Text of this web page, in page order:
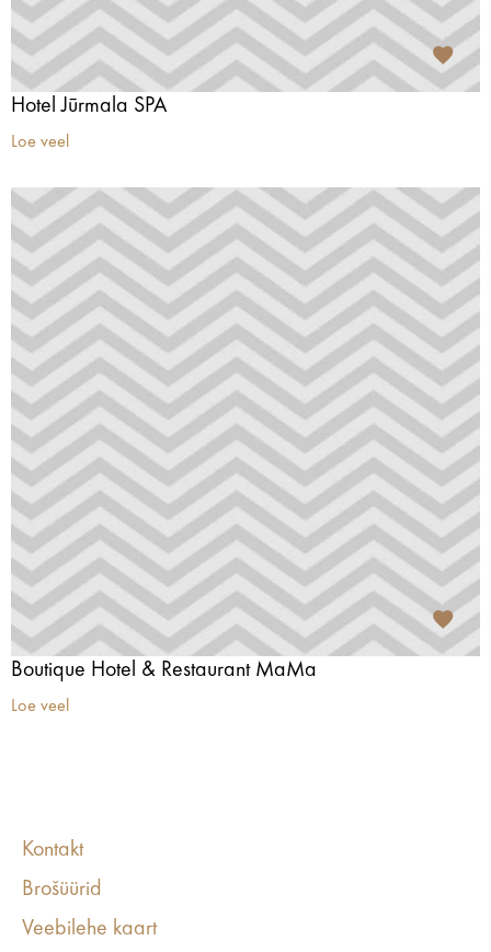
Hotel Jūrmala SPA
Loe veel
Boutique Hotel & Restaurant MaMa
Loe veel
Kontakt
Brošüürid
Veebilehe kaart